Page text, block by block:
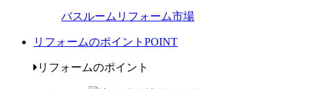
バスルームリフォーム市場
リフォームのポイント POINT
リフォームのポイント